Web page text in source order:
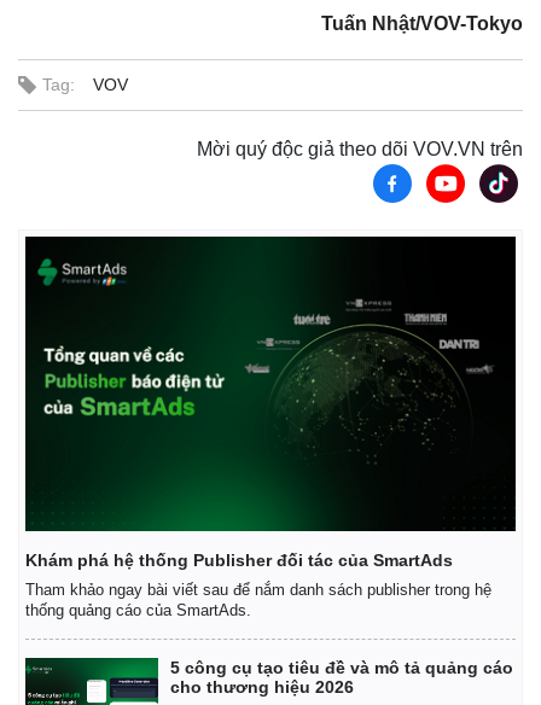
Tuấn Nhật/VOV-Tokyo
Tag: VOV
Mời quý độc giả theo dõi VOV.VN trên
Khám phá hệ thống Publisher đối tác của SmartAds
Tham khảo ngay bài viết sau để nắm danh sách publisher trong hệ
thống quảng cáo của SmartAds.
5 công cụ tạo tiêu đề và mô tả quảng cáo
cho thương hiệu 2026